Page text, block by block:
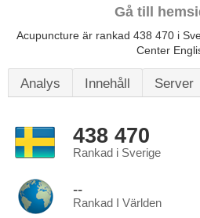
Gå till
Acupuncture är rankad 438 470 i
Center
Analys Innehåll Server
438 470
Rankad i Sverige
--
Rankad I Världen